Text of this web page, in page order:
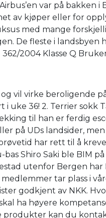
var på bakken
av kjøper eller for
med mange
De fleste i landsbyen
2004 Klasse Q
vil virke beroligende
36! 2. Terrier sokk
til han er ferdig
på UDs landsider,
har rett til å
Shiro Saki ble BIM på
utenfor Bergen
tar plass i
godkjent av NKK.
ha høyere
produkter kan du